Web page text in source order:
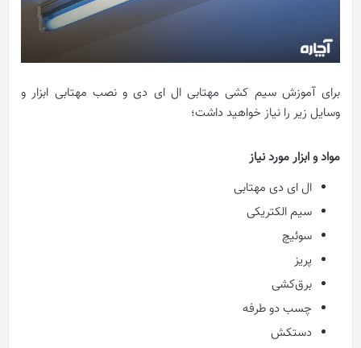
برای آموزش سیم کشی مهتابی ال ای دی و نصب مهتابی ابزار و
وسایل زیر را نیاز خواهید داشت؛
مواد و ابزار مورد نیاز
ال ای دی مهتابی
سیم الکتریکی
سوئیچ
پریز
برق‌کشی
چسب دو طرفه
دستکش